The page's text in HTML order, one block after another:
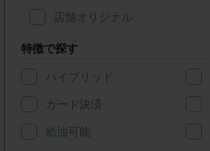
店舗オリジナル
特徴で探す
ハイブリッド
カード決済
給油可能